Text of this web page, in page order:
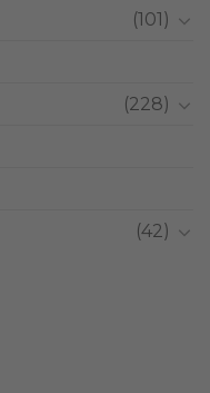
(101)
(228)
(42)